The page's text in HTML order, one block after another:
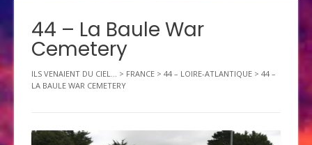
44 – La Baule War
Cemetery
ILS VENAIENT DU CIEL... > FRANCE > 44 – LOIRE-ATLANTIQUE > 44 –
LA BAULE WAR CEMETERY